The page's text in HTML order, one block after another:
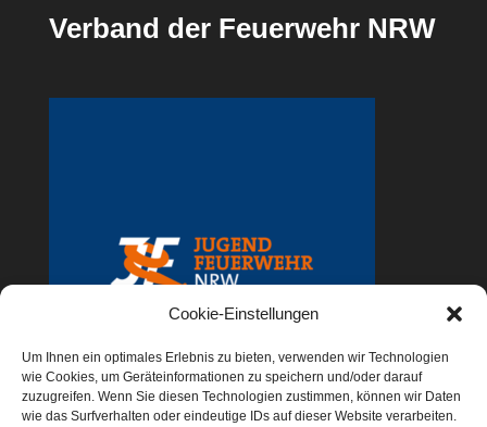
Cookie-Einstellungen
Um Ihnen ein optimales Erlebnis zu bieten, verwenden wir Technologien
wie Cookies, um Geräteinformationen zu speichern und/oder darauf
zuzugreifen. Wenn Sie diesen Technologien zustimmen, können wir Daten
wie das Surfverhalten oder eindeutige IDs auf dieser Website verarbeiten.
Verband der Feuerwehr NRW